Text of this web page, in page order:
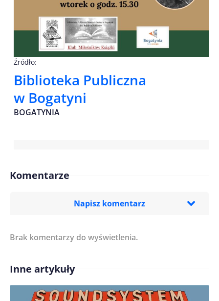
Źródło:
Biblioteka Publiczna
w Bogatyni
BOGATYNIA
Komentarze
Napisz komentarz
Treść komentarza*
Imię/ Nick*
Brak komentarzy do wyświetlenia.
Inne artykuły